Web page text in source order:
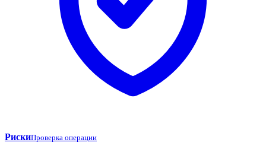
РискиПроверка операции